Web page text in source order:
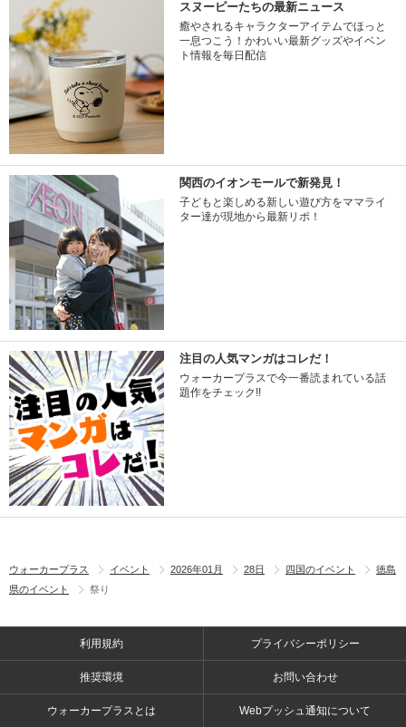
スヌーピーたちの最新ニュース
癒やされるキャラクターアイテムでほっと
一息つこう！かわいい最新グッズやイベン
ト情報を毎日配信
関西のイオンモールで新発見！
子どもと楽しめる新しい遊び方をママライ
ター達が現地から最新リポ！
注目の人気マンガはコレだ！
ウォーカープラスで今一番読まれている話
題作をチェック!!
ウォーカープラス イベント 2026年01月 28日 四国のイベント
徳島
県のイベント
祭り
利用規約 プライバシーポリシー
推奨環境 お問い合わせ
ウォーカープラスとは Webプッシュ通知について